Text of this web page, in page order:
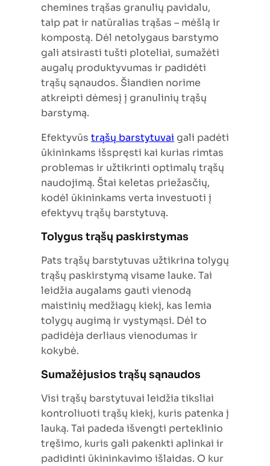
chemines trąšas granulių pavidalu,
taip pat ir natūralias trąšas – mėšlą ir
kompostą. Dėl netolygaus barstymo
gali atsirasti tušti ploteliai, sumažėti
augalų produktyvumas ir padidėti
trąšų sąnaudos. Šiandien norime
atkreipti dėmesį į granulinių trąšų
barstymą.
Efektyvūs trąšų barstytuvai gali padėti
ūkininkams išspręsti kai kurias rimtas
problemas ir užtikrinti optimalų trąšų
naudojimą. Štai keletas priežasčių,
kodėl ūkininkams verta investuoti į
efektyvų trąšų barstytuvą.
Tolygus trąšų paskirstymas
Pats trąšų barstytuvas užtikrina tolygų
trąšų paskirstymą visame lauke. Tai
leidžia augalams gauti vienodą
maistinių medžiagų kiekį, kas lemia
tolygų augimą ir vystymąsi. Dėl to
padidėja derliaus vienodumas ir
kokybė.
Sumažėjusios trąšų sąnaudos
Visi trąšų barstytuvai leidžia tiksliai
kontroliuoti trąšų kiekį, kuris patenka į
lauką. Tai padeda išvengti perteklinio
tręšimo, kuris gali pakenkti aplinkai ir
padidinti ūkininkavimo išlaidas. O kur